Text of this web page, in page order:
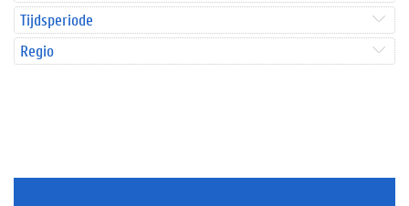
Tijdsperiode
Regio